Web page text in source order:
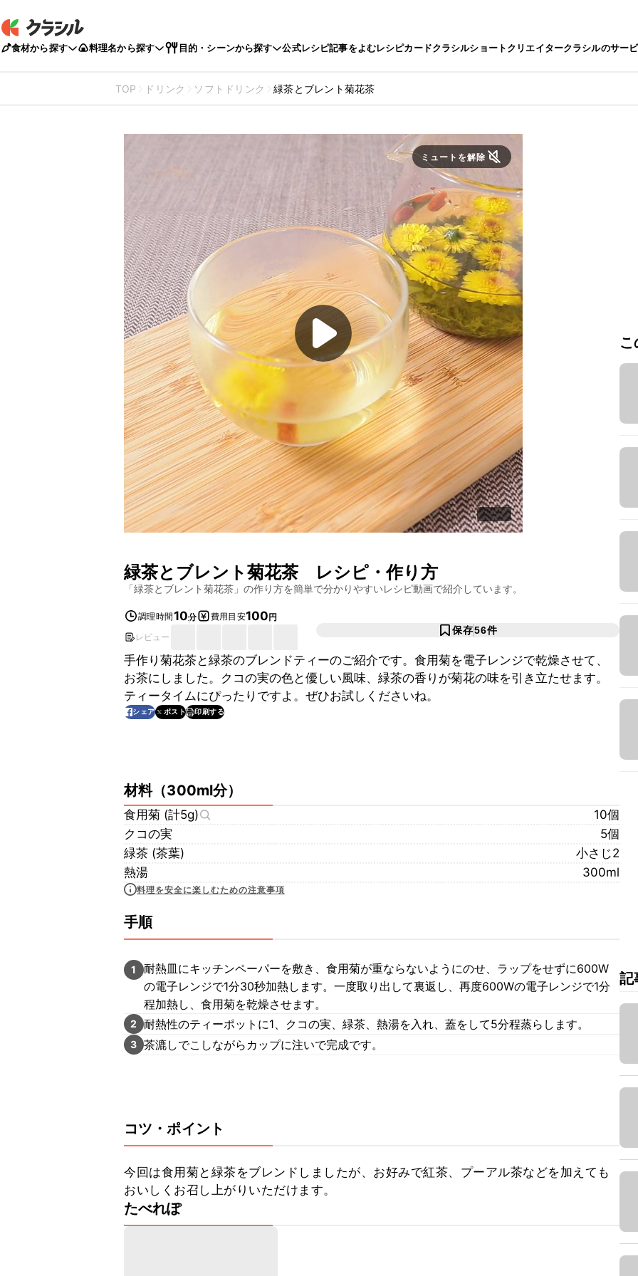
食材から探す 料理名から探す 目的・シーンから探す 公式レシピ記事をよむレシピカードクラシルショートクリエイタークラシルのサー
TOP ドリンク ソフトドリンク 緑茶とブレント菊花茶
ミュートを解除
緑茶とブレント菊花茶 レシピ・作り方
「緑茶とブレント菊花茶 」の作り方を簡単で分かりやすいレシピ動画で紹介しています。
調理時間10分 費用目安100円
レビュー
保存56件
手作り菊花茶と緑茶のブレンドティーのご紹介です。食用菊を電子レンジで乾燥させて、
お茶にしました。クコの実の色と優しい風味、緑茶の香りが菊花の味を引き立たせます。
ティータイムにぴったりですよ。ぜひお試しくださいね。
シェア ポスト 印刷する
材料（300ml分）
食用菊 (計5g)
10個
クコの実
5個
緑茶 (茶葉)
小さじ2
熱湯
300ml
料理を安全に楽しむための注意事項
手順
1
耐熱皿にキッチンペーパーを敷き、食用菊が重ならないようにのせ、ラップをせずに600W
の電子レンジで1分30秒加熱します。一度取り出して裏返し、再度600Wの電子レンジで1分
程加熱し、食用菊を乾燥させます。
2 耐熱性のティーポットに1、クコの実、緑茶、熱湯を入れ、蓋をして5分程蒸らします。
3 茶漉しでこしながらカップに注いで完成です。
コツ・ポイント
今回は食用菊と緑茶をブレンドしましたが、お好みで紅茶、プーアル茶などを加えても
おいしくお召し上がりいただけます。
たべれぽ
記